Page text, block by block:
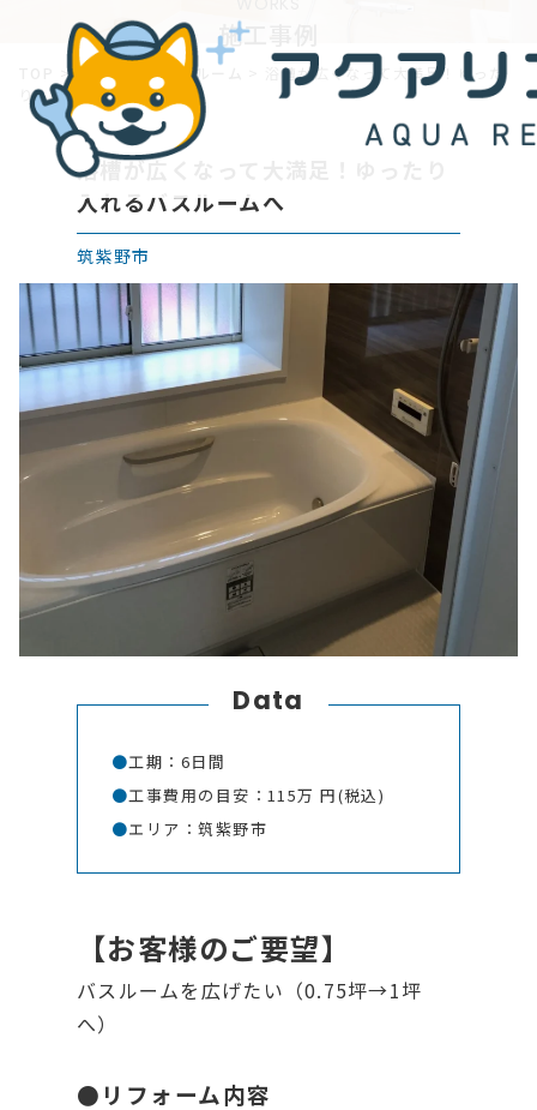
施工事例
> 施工事例 > バスルーム
浴槽が広くなって大満足！ゆった
り入れるバスルームへ
浴槽が広くなって大満足！ゆったり
入れるバスルームへ
筑紫野市
Data
●工期：6日間
●工事費用の目安：115万 円(税込)
●エリア：筑紫野市
【お客様のご要望】
バスルームを広げたい（0.75坪→1坪
へ）
●リフォーム内容